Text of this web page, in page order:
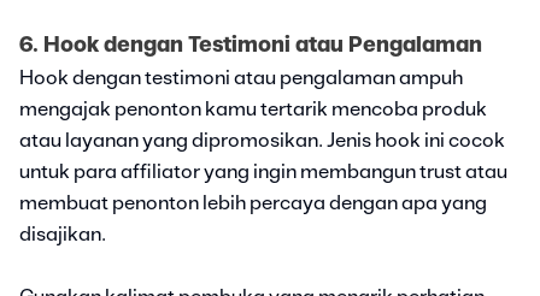
6. Hook dengan Testimoni atau Pengalaman
Hook dengan testimoni atau pengalaman ampuh
mengajak penonton kamu tertarik mencoba produk
atau layanan yang dipromosikan. Jenis hook ini cocok
untuk para affiliator yang ingin membangun trust atau
membuat penonton lebih percaya dengan apa yang
disajikan.